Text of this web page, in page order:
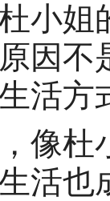
小
因不
活方
杜
活也